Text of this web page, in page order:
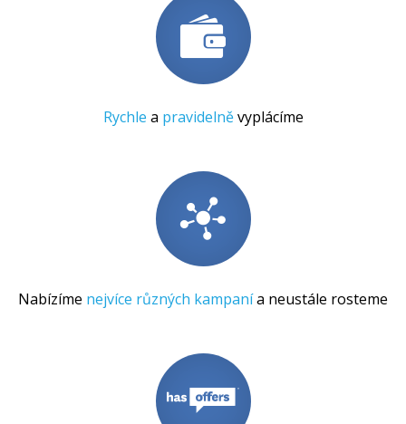
Rychle a pravidelněvyplácíme
Nabízíme nejvíce různých kampanía neustále rosteme